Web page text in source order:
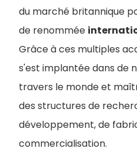
du marché britannique
de renommée
Grâce à ces multiples
s'est implantée dans de
travers le monde et
des structures de
développement, de
commercialisation.